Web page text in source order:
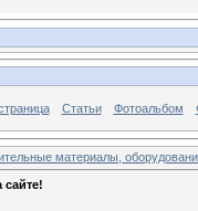
Статьи Фотоальбом
материалы,
сайте!